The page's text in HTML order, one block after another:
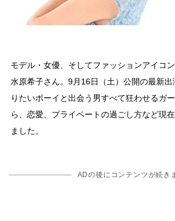
モデル・女優、そしてファッションアイコ
水原希子さん。9月16日（土）公開の最新
りたいボーイと出会う男すべて狂わせるガ
ら、恋愛、プライベートの過ごし方など現
ました。
ADの後にコンテンツが続き